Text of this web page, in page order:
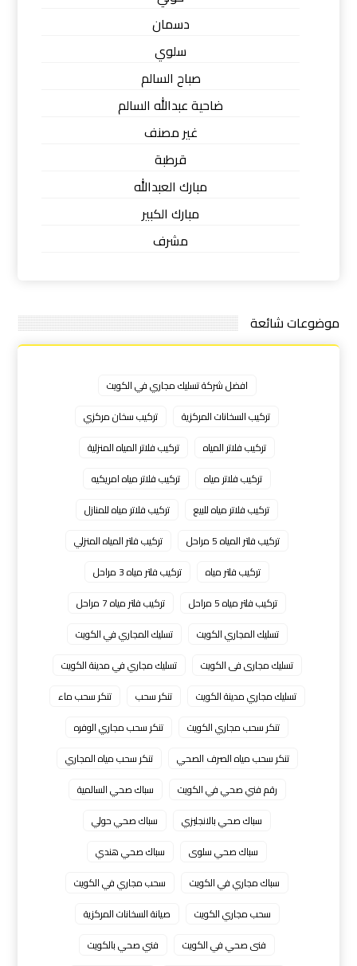
دسمان
سلوي
صباح السالم
ضاحية عبدالله السالم
غير مصنف
قرطبة
مبارك العبدالله
مبارك الكبير
مشرف
موضوعات شائعة
افضل شركة تسليك مجاري في الكويت
تركيب السخانات المركزية
تركيب سخان مركزي
تركيب فلاتر المياه
تركيب فلاتر المياه المنزلية
تركيب فلاتر مياه
تركيب فلاتر مياه امريكيه
تركيب فلاتر مياه للبيع
تركيب فلاتر مياه للمنازل
تركيب فلتر المياه 5 مراحل
تركيب فلتر المياه المنزلي
تركيب فلتر مياه
تركيب فلتر مياه 3 مراحل
تركيب فلتر مياه 5 مراحل
تركيب فلتر مياه 7 مراحل
تسليك المجاري الكويت
تسليك المجاري في الكويت
تسليك مجارى فى الكويت
تسليك مجاري في مدينة الكويت
تسليك مجاري مدينة الكويت
تنكر سحب
تنكر سحب ماء
تنكر سحب مجاري الكويت
تنكر سحب مجاري الوفره
تنكر سحب مياه الصرف الصحي
تنكر سحب مياه المجاري
رقم فني صحي في الكويت
سباك صحي السالمية
سباك صحي بالانجليزي
سباك صحي حولي
سباك صحي سلوى
سباك صحي هندي
سباك مجاري في الكويت
سحب مجاري في الكويت
سحب مجاري الكويت
صيانة السخانات المركزية
فنى صحي في الكويت
فني صحي بالكويت